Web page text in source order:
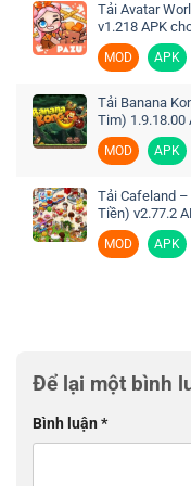
Tải Avatar
v1.218 APK
MOD APK
Tải Banana
Tim) 1.9.18.00
MOD APK
Tải Cafeland –
Tiền) v2.77.2
MOD APK
Để lại một bình
Bình luận*